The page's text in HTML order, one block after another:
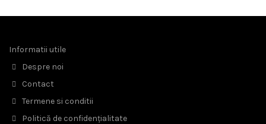
Informatii utile
Despre noi
Contact
Termene si conditii
Politică de confidențialitate